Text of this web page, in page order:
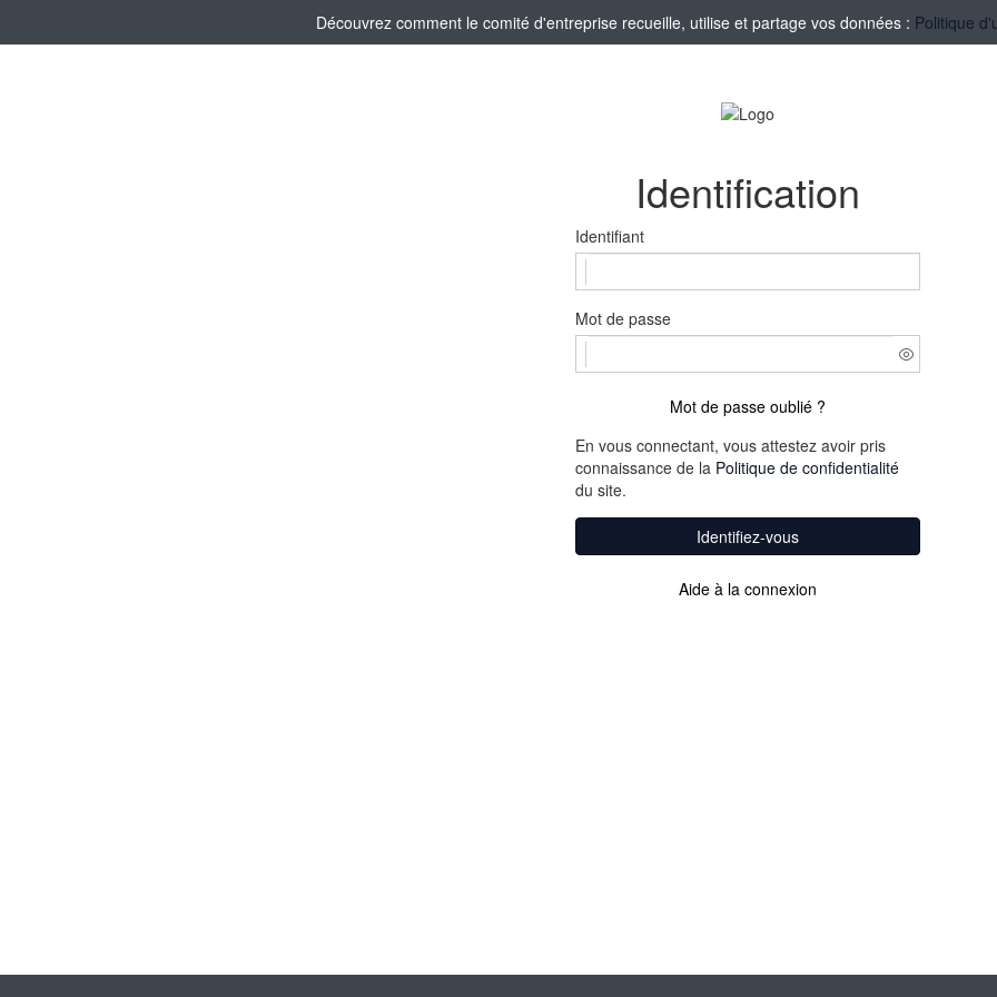
Découvrez comment le comité d'entreprise recueille, utilise et partage vos données : Politique
Identification
Identifiant
Mot de passe
Mot de passe oublié ?
En vous connectant, vous attestez avoir pris
connaissance de la Politique de confidentialité
du site.
Identifiez-vous
Aide à la connexion